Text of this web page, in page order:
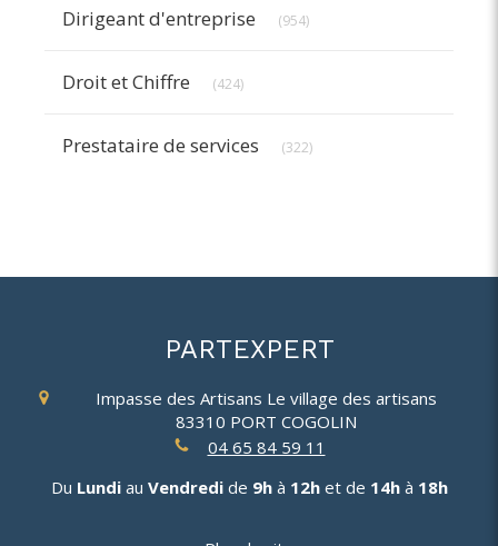
Dirigeant d'entreprise (954)
Droit et Chiffre (424)
Prestataire de services (322)
PARTEXPERT
Impasse des Artisans Le village des artisans
83310 PORT COGOLIN
04 65 84 59 11
Du Lundiau Vendredide 9hà 12het de 14hà 18h